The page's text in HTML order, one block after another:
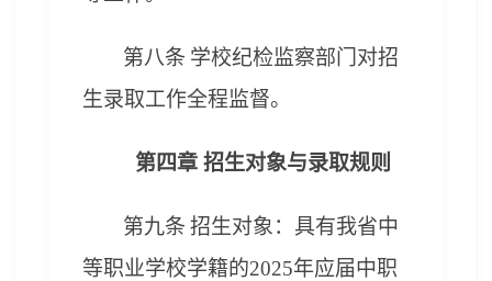
第八条 学校纪检监察部门 对招
生录取工作全程监督。
第四章 招生对象与录取规则
第九条 招生对象： 具有我省中
等职业学校学籍的2025年应届中职